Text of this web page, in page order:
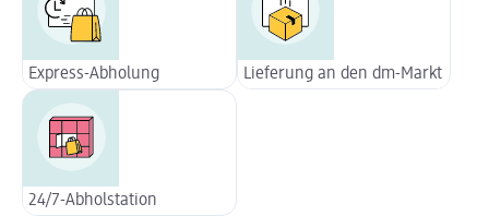
Express-Abholung Lieferung an den dm-Markt
24/7-Abholstation